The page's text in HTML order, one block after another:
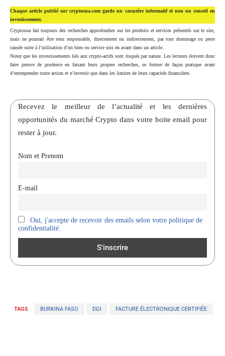
Chaque article publié sur cryptosua.com garde un caractère informatif et non un conseil en
investissement.
Cryptosua fait toujours des recherches approfondies sur les produits et services présentés sur le site,
mais ne pourrait être tenu responsable, directement ou indirectement, par tout dommage ou perte
causée suite à l’utilisation d’un bien ou service mis en avant dans un article.
Notez que les investissements liés aux crypto-actifs sont risqués par nature. Les lecteurs doivent donc
faire preuve de prudence en faisant leurs propres recherches, se former de façon pratique avant
d’entreprendre toute action et n’investir que dans les limites de leurs capacités financières.
Recevez le meilleur de l’actualité et les dernières
opportunités du marché Crypto dans votre boite email pour
rester à jour.
Nom et Prenom
E-mail
Oui, j'accepte de recevoir des emails selon votre politique de
confidentialité.
TAGS BURKINA FASO DGI FACTURE ÉLECTRONIQUE CERTIFIÉE